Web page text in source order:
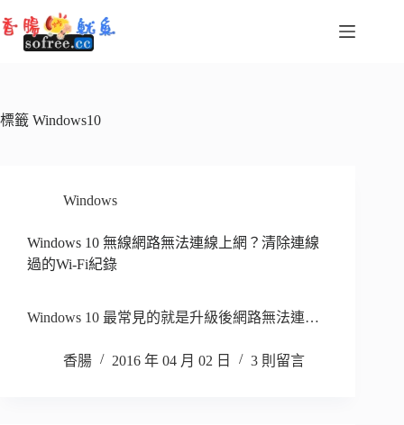
至
容
標籤 Windows10
Windows
Windows 10 無線網路無法連線上網？清除連線
過的Wi-Fi紀錄
Windows 10 最常見的就是升級後網路無法連…
香腸 2016 年 04 月 02 日 3 則留言